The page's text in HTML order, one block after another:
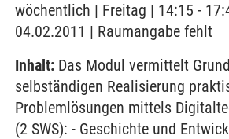
wöchentlich | Freitag | 14:15 -
04.02.2011 | Raumangabe fehlt
Inhalt: Das Modul vermittelt
selbständigen Realisierung
Problemlösungen mittels
(2 SWS): - Geschichte und